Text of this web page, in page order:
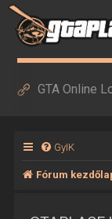
GTA Online
GyIK
Fórum